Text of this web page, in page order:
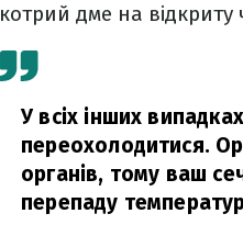
котрий дме на відкриту
У всіх інших
переохолодитися.
органів, тому ваш
перепаду